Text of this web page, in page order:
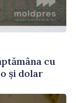
cu
și dolar